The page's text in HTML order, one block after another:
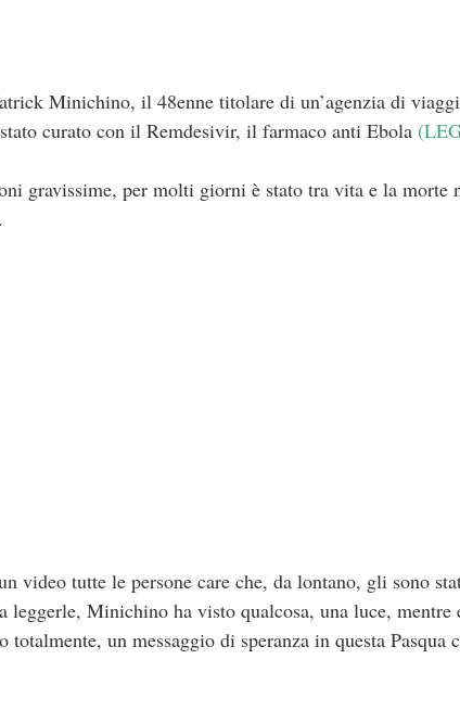
Minichino, il 48enne titolare di un’agenzia di
curato con il Remdesivir, il farmaco anti Ebola
gravissime, per molti giorni è stato tra vita e la morte
video tutte le persone care che, da lontano, gli sono
Minichino ha visto qualcosa, una luce, mentre
totalmente, un messaggio di speranza in questa Pasqua